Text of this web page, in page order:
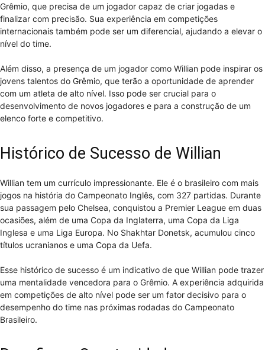
Grêmio, que precisa de um jogador capaz de criar jogadas e
finalizar com precisão. Sua experiência em competições
internacionais também pode ser um diferencial, ajudando a elevar o
nível do time.
Além disso, a presença de um jogador como Willian pode inspirar os
jovens talentos do Grêmio, que terão a oportunidade de aprender
com um atleta de alto nível. Isso pode ser crucial para o
desenvolvimento de novos jogadores e para a construção de um
elenco forte e competitivo.
Histórico de Sucesso de Willian
Willian tem um currículo impressionante. Ele é o brasileiro com mais
jogos na história do Campeonato Inglês, com 327 partidas. Durante
sua passagem pelo Chelsea, conquistou a Premier League em duas
ocasiões, além de uma Copa da Inglaterra, uma Copa da Liga
Inglesa e uma Liga Europa. No Shakhtar Donetsk, acumulou cinco
títulos ucranianos e uma Copa da Uefa.
Esse histórico de sucesso é um indicativo de que Willian pode trazer
uma mentalidade vencedora para o Grêmio. A experiência adquirida
em competições de alto nível pode ser um fator decisivo para o
desempenho do time nas próximas rodadas do Campeonato
Brasileiro.